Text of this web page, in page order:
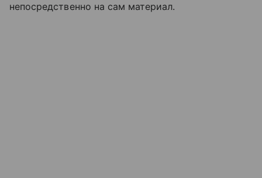
непосредственно на сам материал.